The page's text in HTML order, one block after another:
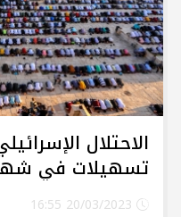
الاحتلال
تسهيلات في شهر